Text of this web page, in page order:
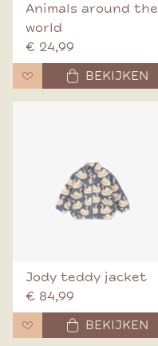
Animals around the
world
€ 24,99
BEKIJKEN
Jody teddy jacket
€ 84,99
BEKIJKEN